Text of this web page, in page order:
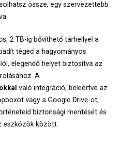
össze, egy szervezettebb
2 TB-ig bővíthető tárhellyel a
téged a hagyományos
elegendő helyet biztosítva az
A
való integráció, beleértve az
vagy a Google Drive-ot,
biztonsági mentését és
eszközök között.